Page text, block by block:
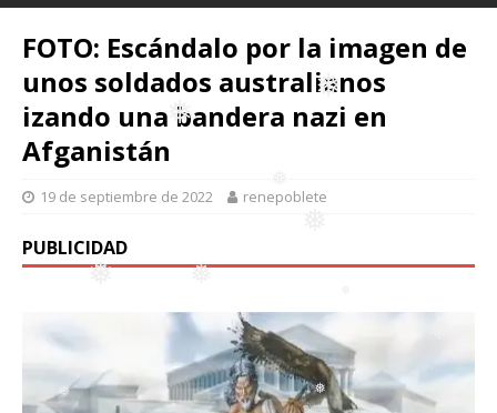
❅
❅ ❅
❅
❅
❅
❅
❅
❅
❅ ❅
FOTO: Escándalo por la imagen de
unos soldados australianos
izando una bandera nazi en
Afganistán
19 de septiembre de 2022 renepoblete
PUBLICIDAD